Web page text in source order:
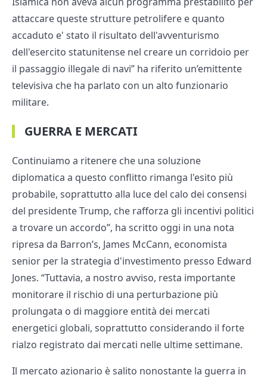
attaccare queste strutture petrolifere e quanto
accaduto e' stato il risultato dell'avventurismo
dell'esercito statunitense nel creare un corridoio per
il passaggio illegale di navi” ha riferito un’emittente
televisiva che ha parlato con un alto funzionario
militare.
GUERRA E MERCATI
Continuiamo a ritenere che una soluzione
diplomatica a questo conflitto rimanga l'esito più
probabile, soprattutto alla luce del calo dei consensi
del presidente Trump, che rafforza gli incentivi politici
a trovare un accordo”, ha scritto oggi in una nota
ripresa da Barron’s, James McCann, economista
senior per la strategia d'investimento presso Edward
Jones. “Tuttavia, a nostro avviso, resta importante
monitorare il rischio di una perturbazione più
prolungata o di maggiore entità dei mercati
energetici globali, soprattutto considerando il forte
rialzo registrato dai mercati nelle ultime settimane.
Il mercato azionario è salito nonostante la guerra in